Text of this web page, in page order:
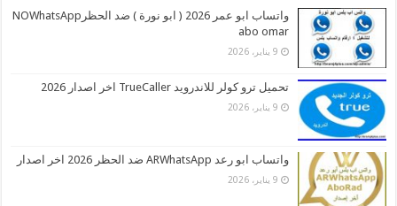
واتساب ابو عمر 2026 ( ابو نورة ) ضد الحظرNOWhatsApp
abo omar
9 يناير، 2026
تحميل ترو كولر للاندرويد TrueCaller اخر اصدار 2026
9 يناير، 2026
واتساب ابو رعد ARWhatsApp ضد الحظر 2026 اخر اصدار
9 يناير، 2026